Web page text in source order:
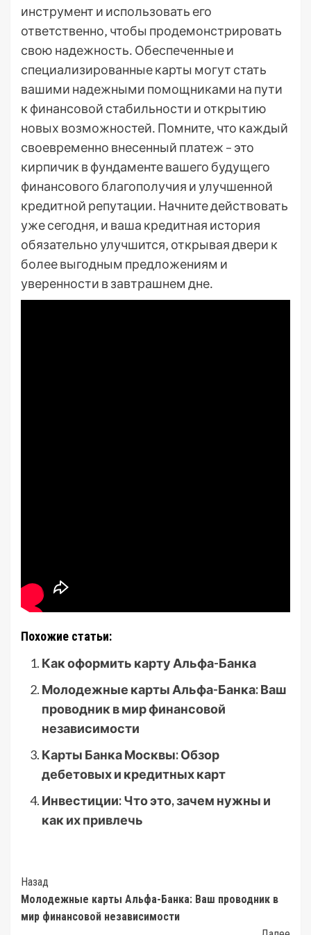
инструмент и использовать его
ответственно‚ чтобы продемонстрировать
свою надежность․ Обеспеченные и
специализированные карты могут стать
вашими надежными помощниками на пути
к финансовой стабильности и открытию
новых возможностей․ Помните‚ что каждый
своевременно внесенный платеж – это
кирпичик в фундаменте вашего будущего
финансового благополучия и улучшенной
кредитной репутации․ Начните действовать
уже сегодня‚ и ваша кредитная история
обязательно улучшится‚ открывая двери к
более выгодным предложениям и
уверенности в завтрашнем дне․
Похожие статьи:
Как оформить карту Альфа-Банка
Молодежные карты Альфа-Банка: Ваш
проводник в мир финансовой
независимости
Карты Банка Москвы: Обзор
дебетовых и кредитных карт
Инвестиции: Что это, зачем нужны и
как их привлечь
Post
Navigation
Назад
Молодежные карты Альфа-Банка: Ваш проводник в
мир финансовой независимости